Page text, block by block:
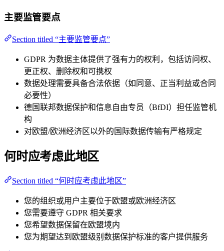
主要监管要点
Section titled “主要监管要点”
GDPR 为数据主体提供了强有力的权利，包括访问权、
更正权、删除权和可携权
数据处理需要具备合法依据（如同意、正当利益或合同
必要性）
德国联邦数据保护和信息自由专员（BfDI）担任监管机
构
对欧盟/欧洲经济区以外的国际数据传输有严格规定
何时应考虑此地区
Section titled “何时应考虑此地区”
您的组织或用户主要位于欧盟或欧洲经济区
您需要遵守 GDPR 相关要求
您希望数据保留在欧盟境内
您为期望达到欧盟级别数据保护标准的客户提供服务